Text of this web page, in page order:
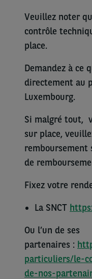
Veuillez noter
contrôle
place.
Demandez à ce
directement au
Luxembourg.
Si malgré tout,
sur place,
remboursement
de
Fixez votre
La SNCT
Ou l’un de ses
partenaires :
particuliers/le-
de-nos-